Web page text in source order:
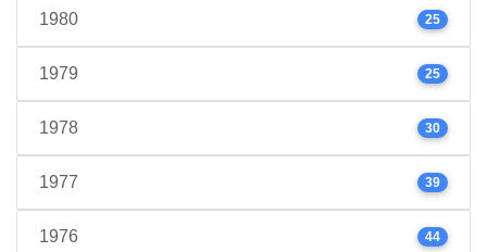
1980 25
1979 25
1978 30
1977 39
1976 44